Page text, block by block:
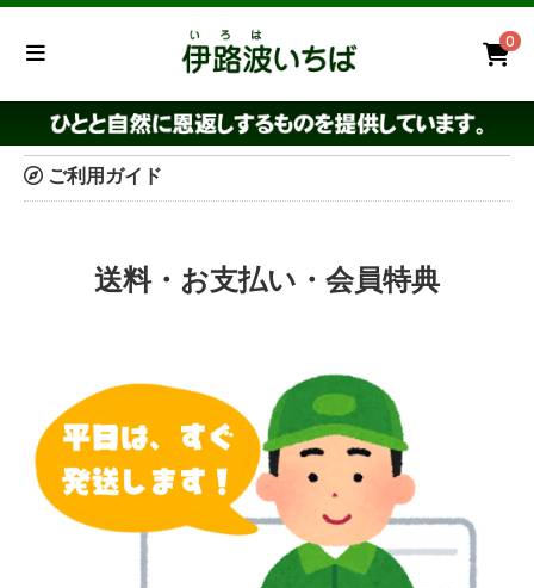
0
ご利用ガイド
送料・お支払い・会員特典